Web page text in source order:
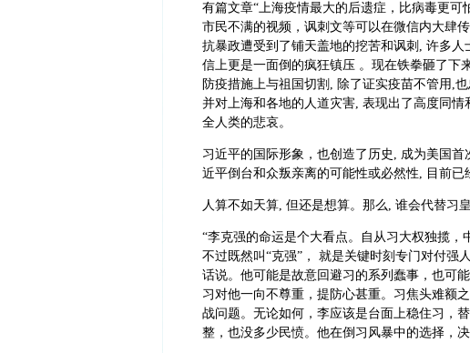
有篇文章“上海疫情最大的后遗症，比病毒更
市民不满的视频，讽刺文等可以在微信内大肆
抗暴政遭受到了铺天盖地的挖苦和讽刺, 许多
信上更是一面倒的疯狂镇压 。现在铁拳砸了下
防疫措施上与祖国切割, 除了证实疫苗不管用,
并对上海和各地的人道灾害, 表现出了高度同
全人类的悲哀。
习近平的国际形象，也创造了历史, 成为美国
近平倒台和众叛亲离的可能性或必然性, 目前已
人算不如天算, 但还是想算。那么, 谁会代替习
“李克强的命运是个大看点。自从习大权独揽，
不过既然叫“克强”， 就是关键时刻专门对付强
话说。他可能是故意回避习的系列蠢事，也可
习对他一向不尊重，提防心甚重。习焦头难额
战问题。无论如何，李应该是台面上稳住习，
整，也没多少民愤。他在倒习风暴中的选择，决